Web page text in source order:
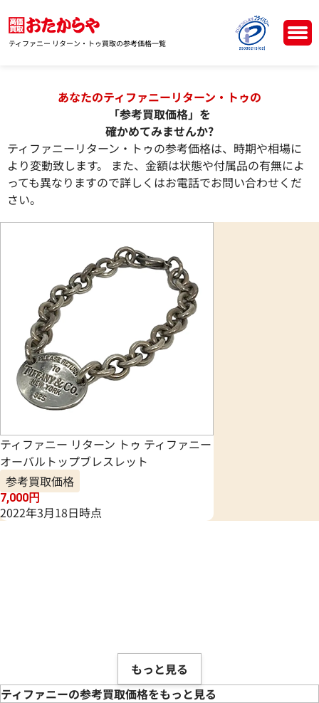
ティファニー リターン・トゥ買取の参考価格一覧
あなたのティファニーリターン・トゥの
「参考買取価格」を
確かめてみませんか?
ティファニーリターン・トゥの参考価格は、時期や相場に
より変動致します。 また、金額は状態や付属品の有無によ
っても異なりますので詳しくはお電話でお問い合わせくだ
さい。
ティファニー リターン トゥ ティファニー
オーバルトップブレスレット
参考買取価格
7,000円
2022年3月18日時点
もっと見る
ティファニーの参考買取価格をもっと見る